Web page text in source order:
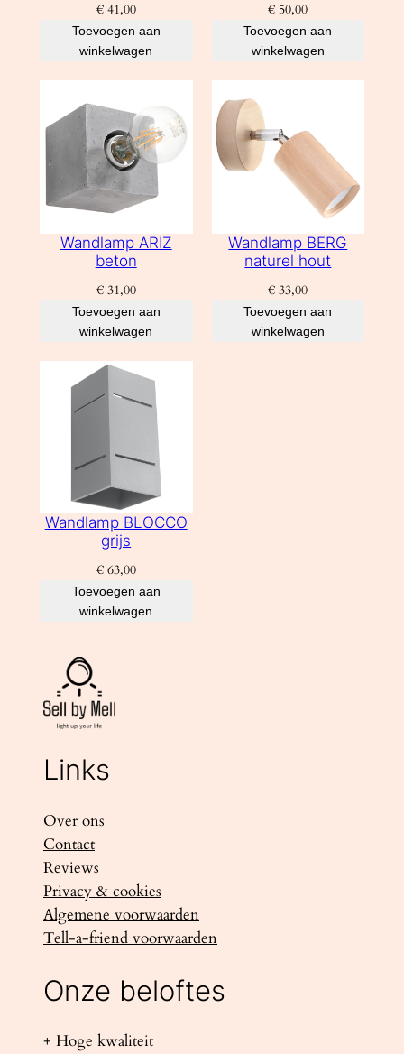
€41,00
Toevoegen aan
winkelwagen
€ 50,00
Toevoegen aan
winkelwagen
Wandlamp ARIZ
beton
€31,00
Toevoegen aan
winkelwagen
Wandlamp BERG
naturel hout
€ 33,00
Toevoegen aan
winkelwagen
Wandlamp BLOCCO
grijs
€63,00
Toevoegen aan
winkelwagen
Links
Over ons
Contact
Reviews
Privacy & cookies
Algemene voorwaarden
Tell-a-friend voorwaarden
Onze beloftes
+ Hoge kwaliteit